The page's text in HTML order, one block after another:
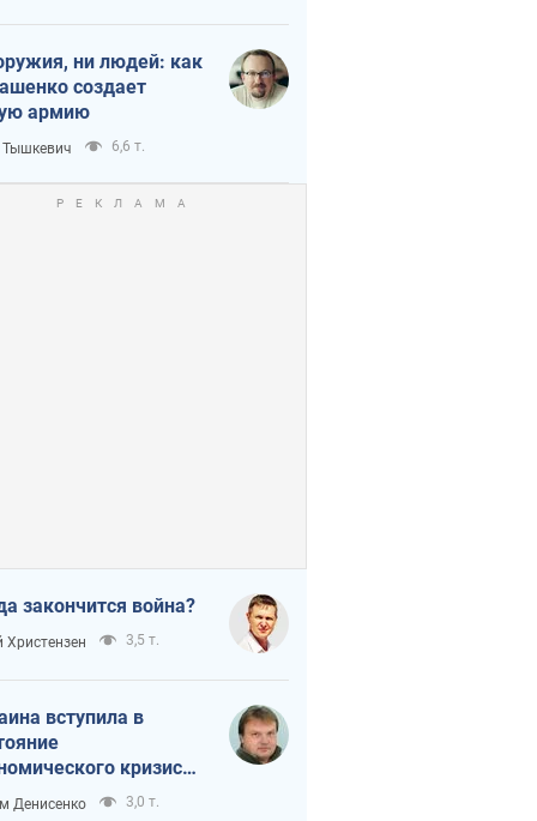
ни людей: как
создает
армию
Тышкевич 6,6 т.
закончится война?
Христензен 3,5 т.
вступила в
кризиса.
ли свет в конце
Денисенко 3,0 т.